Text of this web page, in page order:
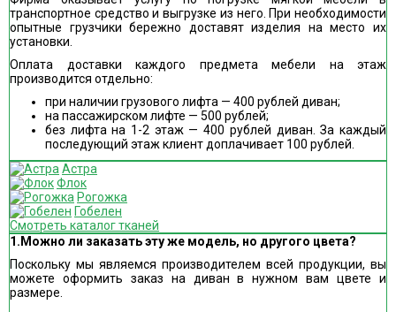
транспортное средство и выгрузке из него. При необходимости
опытные грузчики бережно доставят изделия на место их
установки.
Оплата доставки каждого предмета мебели на этаж
производится отдельно:
при наличии грузового лифта — 400 рублей диван;
на пассажирском лифте — 500 рублей;
без лифта на 1-2 этаж — 400 рублей диван. За каждый
последующий этаж клиент доплачивает 100 рублей.
Астра
Флок
Рогожка
Гобелен
Смотреть каталог тканей
1.Можно ли заказать эту же модель, но другого цвета?
Поскольку мы являемся производителем всей продукции, вы
можете оформить заказ на диван в нужном вам цвете и
размере.